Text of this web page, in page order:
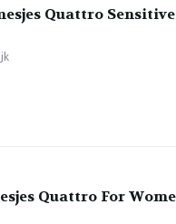
Quattro Sensitive
Quattro For